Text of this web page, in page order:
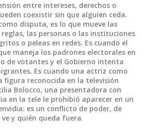
entre intereses, derechos o
coexistir sin que alguien ceda.
disputa, es lo que mueve las
las personas o las instituciones
o peleas en redes. Es cuando el
maneja los padrones electorales en
de votantes y el Gobierno intenta
Es cuando una actriz como
figura reconocida en la televisión
Bolocco, una presentadora con
en la tele le prohibió aparecer en un
es un conflicto de poder, de
ve y quién queda fuera.